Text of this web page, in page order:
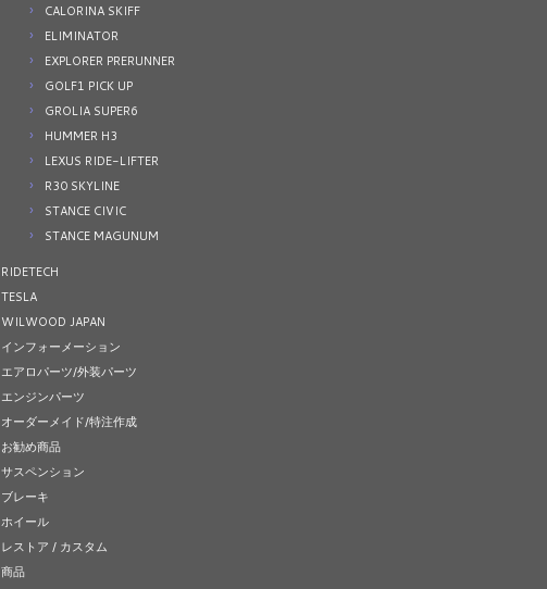
CALORINA SKIFF
ELIMINATOR
EXPLORER PRERUNNER
GOLF1 PICK UP
GROLIA SUPER6
HUMMER H3
LEXUS RIDE-LIFTER
R30 SKYLINE
STANCE CIVIC
STANCE MAGUNUM
RIDETECH
TESLA
WILWOOD JAPAN
インフォーメーション
エアロパーツ/外装パーツ
エンジンパーツ
オーダーメイド/特注作成
お勧め商品
サスペンション
ブレーキ
ホイール
レストア / カスタム
商品